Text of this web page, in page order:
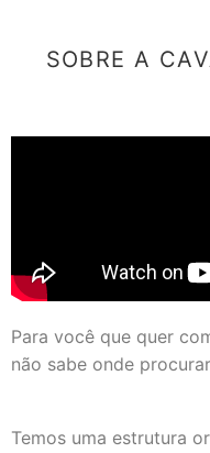
SOBRE A
Para você que quer
não sabe onde
Temos uma estrutura